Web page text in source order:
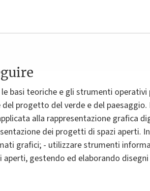
basi teoriche e gli strumenti
progetto del verde e del
alla rappresentazione grafica
dei progetti di spazi aperti.
grafici; - utilizzare strumenti
gestendo ed elaborando